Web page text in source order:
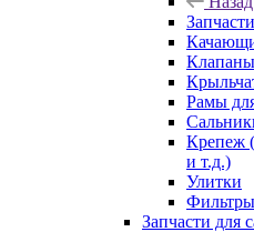
Рамы
Крепеж
и т.д.)
Улитки
Запчасти для